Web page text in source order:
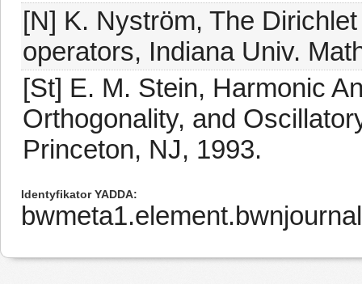
[N] K. Nyström, The
operators, Indiana Univ.
[St] E. M. Stein, Harmonic
Orthogonality, and
Princeton, NJ, 1993.
Identyfikator YADDA